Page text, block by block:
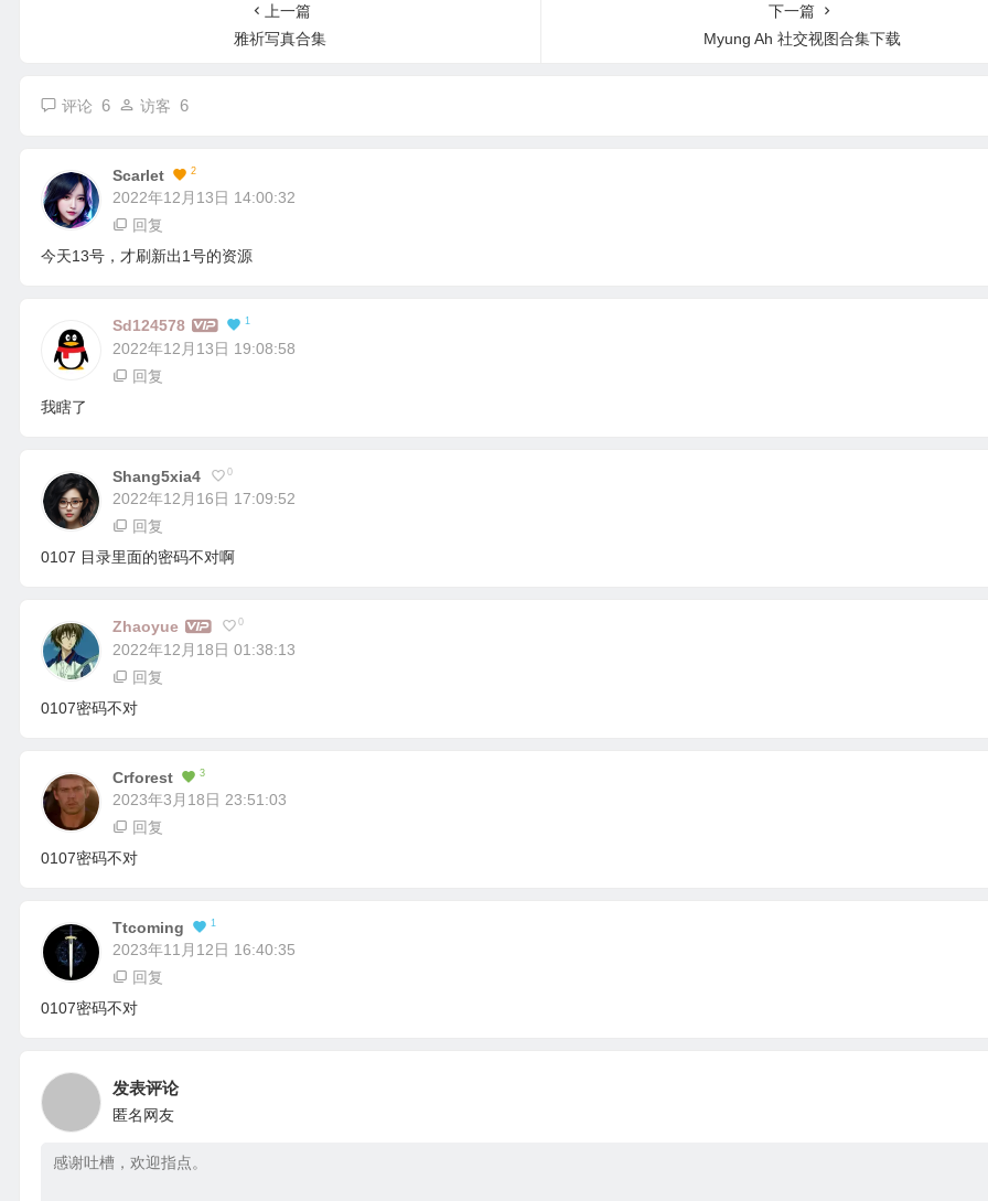
上一篇
雅祈写真合集
下一篇
Myung Ah 社交视图合集下载
评论 6 访客 6
Scarlet 2
2022年12月13日 14:00:32
回复
今天13号，才刷新出1号的资源
Sd124578 1
2022年12月13日 19:08:58
回复
我瞎了
Shang5xia4 0
2022年12月16日 17:09:52
回复
0107 目录里面的密码不对啊
Zhaoyue 0
2022年12月18日 01:38:13
回复
0107密码不对
Crforest 3
2023年3月18日 23:51:03
回复
0107密码不对
Ttcoming 1
2023年11月12日 16:40:35
回复
0107密码不对
发表评论
匿名网友